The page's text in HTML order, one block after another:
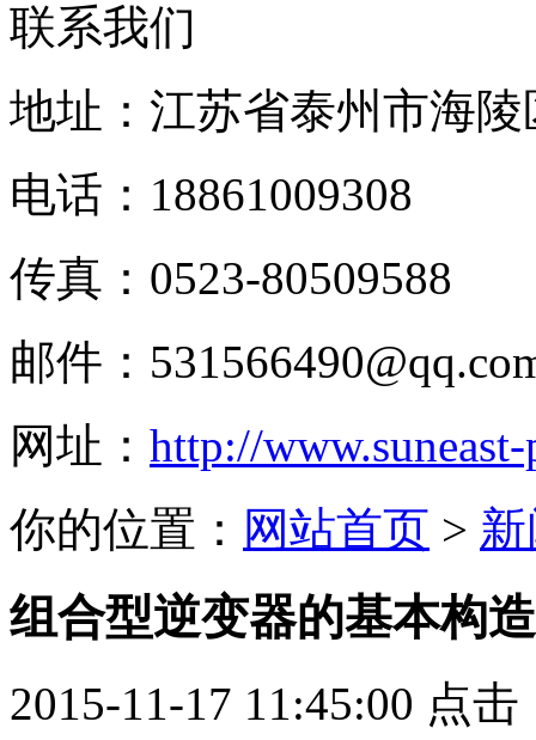
联系我们
地址：江苏省泰州市海
电话：18861009308
传真：0523-80509588
邮件：
网址： http://
你的位置： 网站首页 >
组合型逆变器的基本构
2015-11-17 11:45:00 点击